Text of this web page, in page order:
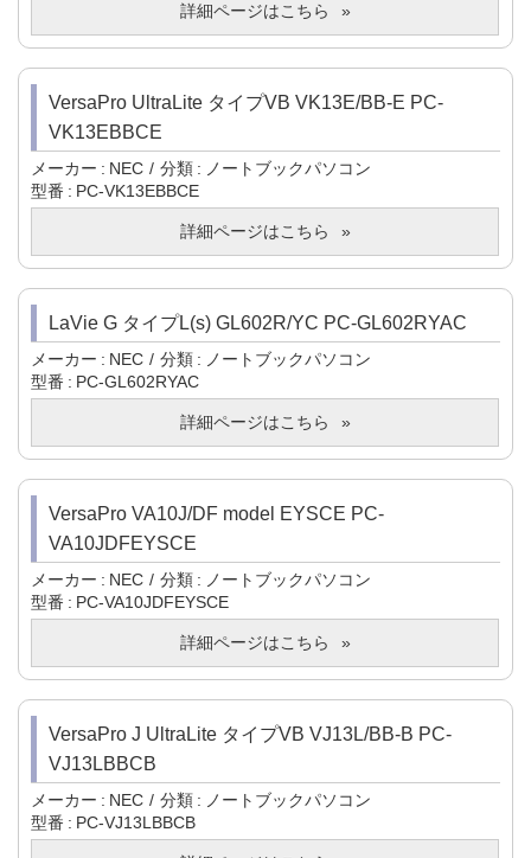
詳細ページはこちら
VersaPro UltraLite タイプVB VK13E/BB-E PC-
VK13EBBCE
メーカー NEC 分類
ノートブックパソコン
型番
PC-VK13EBBCE
詳細ページはこちら
LaVie G タイプL(s) GL602R/YC PC-GL602RYAC
メーカー NEC 分類
ノートブックパソコン
型番
PC-GL602RYAC
詳細ページはこちら
VersaPro VA10J/DF model EYSCE PC-
VA10JDFEYSCE
メーカー NEC 分類
ノートブックパソコン
型番
PC-VA10JDFEYSCE
詳細ページはこちら
VersaPro J UltraLite タイプVB VJ13L/BB-B PC-
VJ13LBBCB
メーカー NEC 分類
ノートブックパソコン
型番
PC-VJ13LBBCB